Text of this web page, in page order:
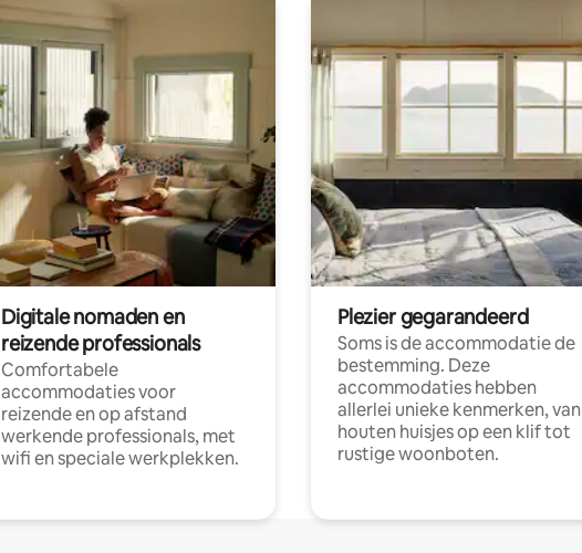
Digitale nomaden en
reizende professionals
Comfortabele
accommodaties voor
reizende en op afstand
werkende professionals, met
wifi en speciale werkplekken.
Plezier gegarandeerd
Soms is de accommodatie de
bestemming. Deze
accommodaties hebben
allerlei unieke kenmerken, van
houten huisjes op een klif tot
rustige woonboten.